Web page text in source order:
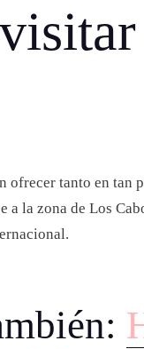
visitar
ofrecer tanto en tan
a la zona de Los